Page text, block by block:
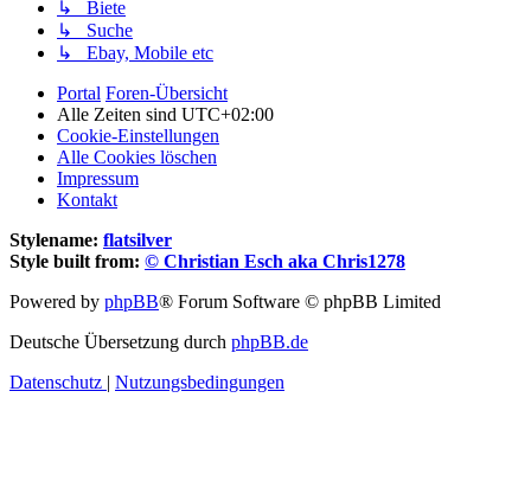
↳ Biete
↳ Suche
↳ Ebay, Mobile etc
Portal Foren-Übersicht
Alle Zeiten sind UTC+02:00
Cookie-Einstellungen
Alle Cookies löschen
Impressum
Kontakt
Stylename: flatsilver
Style built from: © Christian Esch aka Chris1278
Powered by phpBB® Forum Software © phpBB Limited
Deutsche Übersetzung durch phpBB.de
Datenschutz | Nutzungsbedingungen